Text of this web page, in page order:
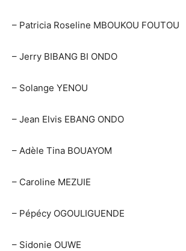
– Patricia Roseline MBOUKOU FOUTOU
– Jerry BIBANG BI ONDO
– Solange YENOU
– Jean Elvis EBANG ONDO
– Adèle Tina BOUAYOM
– Caroline MEZUIE
– Pépécy OGOULIGUENDE
– Sidonie OUWE